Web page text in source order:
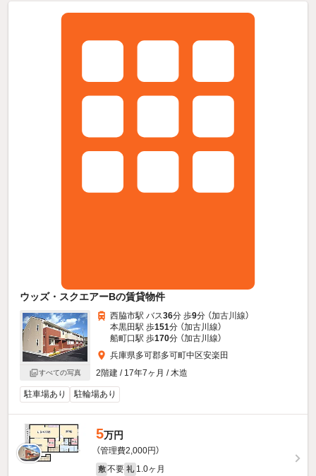
ウッズ・スクエアーBの賃貸物件
すべての写真
西脇市駅 バス36分 歩9分 （加古川線）
本黒田駅 歩151分 （加古川線）
船町口駅 歩170分 （加古川線）
兵庫県多可郡多可町中区安楽田
2階建 / 17年7ヶ月 / 木造
駐車場あり 駐輪場あり
5万円
（管理費2,000円）
敷 不要 礼 1.0ヶ月